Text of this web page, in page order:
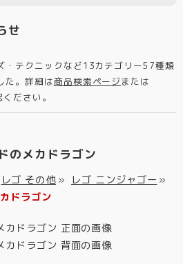
・テクニックなど13カテゴリー57種類
た。詳細は商品検索ページまたは
ださい。
のメカドラゴン
レゴ その他 » レゴ ニンジャゴー »
ドラゴン